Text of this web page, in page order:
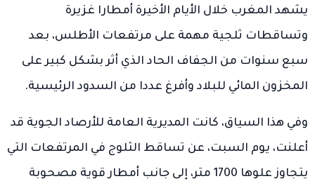
يشهد المغرب خلال الأيام الأخيرة أمطارا غزيرة
وتساقطات ثلجية مهمة على مرتفعات الأطلس، بعد
سبع سنوات من الجفاف الحاد الذي أثر بشكل كبير على
المخزون المائي للبلاد وأفرغ عددا من السدود الرئيسية.
وفي هذا السياق، كانت المديرية العامة للأرصاد الجوية قد
أعلنت، يوم السبت، عن تساقط الثلوج في المرتفعات التي
يتجاوز علوها 1700 متر، إلى جانب أمطار قوية مصحوبة